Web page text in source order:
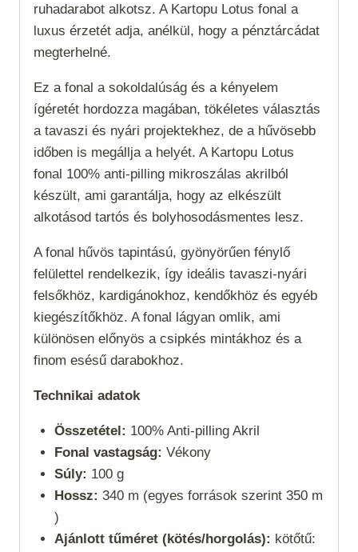
ruhadarabot alkotsz. A Kartopu Lotus fonal a
luxus érzetét adja, anélkül, hogy a pénztárcádat
megterhelné.
Ez a fonal a sokoldalúság és a kényelem
ígéretét hordozza magában, tökéletes választás
a tavaszi és nyári projektekhez, de a hűvösebb
időben is megállja a helyét. A Kartopu Lotus
fonal 100% anti-pilling mikroszálas akrilból
készült, ami garantálja, hogy az elkészült
alkotásod tartós és bolyhosodásmentes lesz.
A fonal hűvös tapintású, gyönyörűen fénylő
felülettel rendelkezik, így ideális tavaszi-nyári
felsőkhöz, kardigánokhoz, kendőkhöz és egyéb
kiegészítőkhöz. A fonal lágyan omlik, ami
különösen előnyös a csipkés mintákhoz és a
finom esésű darabokhoz.
Technikai adatok
Összetétel: 100% Anti-pilling Akril
Fonal vastagság: Vékony
Súly: 100 g
Hossz: 340 m (egyes források szerint 350 m
)
Ajánlott tűméret (kötés/horgolás): kötőtű: